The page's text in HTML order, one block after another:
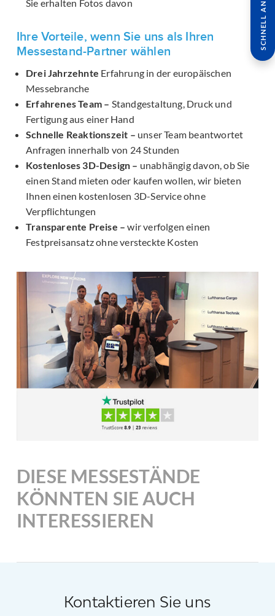
Sie erhalten Fotos davon
Ihre Vorteile, wenn Sie uns als Ihren
Messestand-Partner wählen
Drei Jahrzehnte Erfahrung in der europäischen
Messebranche
Erfahrenes Team – Standgestaltung, Druck und
Fertigung aus einer Hand
Schnelle Reaktionszeit – unser Team beantwortet
Anfragen innerhalb von 24 Stunden
Kostenloses 3D-Design – unabhängig davon, ob Sie
einen Stand mieten oder kaufen wollen, wir bieten
Ihnen einen kostenlosen 3D-Service ohne
Verpflichtungen
Transparente Preise – wir verfolgen einen
Festpreisansatz ohne versteckte Kosten
DIESE MESSESTÄNDE
KÖNNTEN SIE AUCH
INTERESSIEREN
Kontaktieren Sie uns